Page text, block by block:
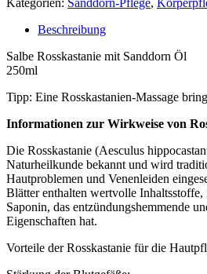
Beschreibung
Salbe Rosskastanie mit Sanddorn Öl
250ml
Tipp: Eine Rosskastanien-Massage
Informationen zur Wirkweise von
Die Rosskastanie (Aesculus
Naturheilkunde bekannt und wird
Hautproblemen und Venenleiden
Blätter enthalten wertvolle Inhaltsstoffe,
Saponin, das entzündungshemmende
Eigenschaften hat.
Vorteile der Rosskastanie für die